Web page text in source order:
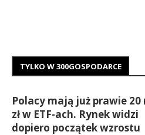
TYLKO W 300GOSPODARCE
Polacy mają już prawie 20
zł w ETF-ach. Rynek widzi
dopiero początek wzrostu